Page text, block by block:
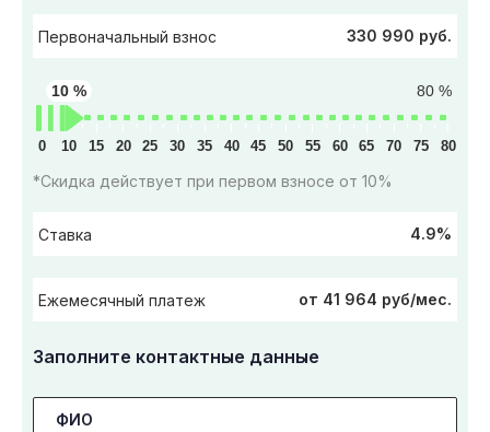
Первоначальный взнос 330 990 руб.
80 %
10 %
0 10 15 20 25 30 35 40 45 50 55 60 65 70 75 80
*Скидка действует при первом взносе от 10%
Ставка 4.9%
Ежемесячный платеж от 41 964 руб/мес.
Заполните контактные данные